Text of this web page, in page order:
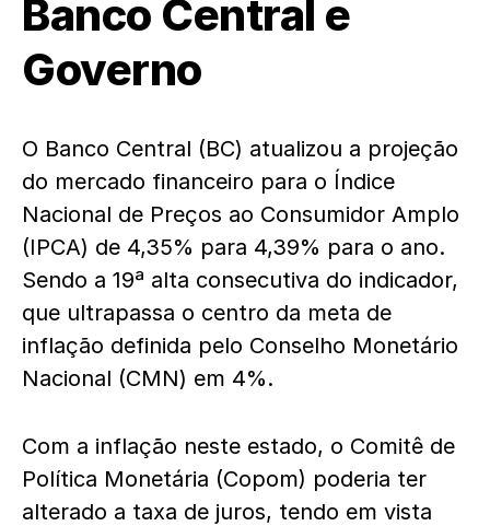
Banco Central e
Governo
O Banco Central (BC) atualizou a projeção
do mercado financeiro para o Índice
Nacional de Preços ao Consumidor Amplo
(IPCA) de 4,35% para 4,39% para o ano.
Sendo a 19ª alta consecutiva do indicador,
que ultrapassa o centro da meta de
inflação definida pelo Conselho Monetário
Nacional (CMN) em 4%.
Com a inflação neste estado, o Comitê de
Política Monetária (Copom) poderia ter
alterado a taxa de juros, tendo em vista